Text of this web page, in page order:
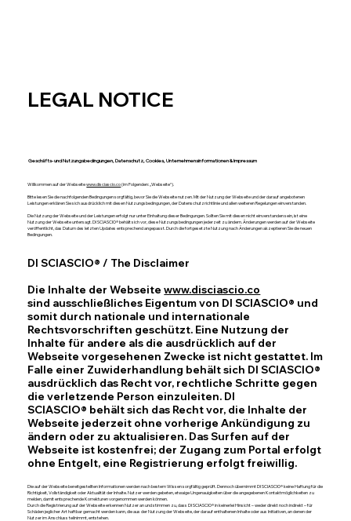
LEGAL NOTICE
Geschäfts- und Nutzungsbedingungen, Datenschutz, Cookies, Unternehmensinformationen & Impressum
Willkommen auf der Webseitewww.disciascio.co(im Folgenden: „Webseite“).
Bitte lesen Sie die nachfolgenden Bedingungen sorgfältig, bevor Sie die Webseite nutzen. Mit der Nutzung der Webseite und der darauf angebotenen
Leistungen erklären Sie sich ausdrücklich mit diesen Nutzungsbedingungen, der Datenschutzrichtlinie und allen weiteren Regelungen einverstanden.
Die Nutzung der Webseite und der Leistungen erfolgt nur unter Einhaltung dieser Bedingungen. Sollten Sie mit diesen nicht einverstanden sein, ist eine
Nutzung der Webseite untersagt. DI SCIASCIO® behält sich vor, diese Nutzungsbedingungen jederzeit zu ändern. Änderungen werden auf der Webseite
veröffentlicht, das Datum des letzten Updates entsprechend angepasst. Durch die fortgesetzte Nutzung nach Änderungen akzeptieren Sie die neuen
Bedingungen.
DI SCIASCIO® / The Disclaimer
Die Inhalte der Webseitewww.disciascio.co
sind ausschließliches Eigentum von DI SCIASCIO® und
somit durch nationale und internationale
Rechtsvorschriften geschützt. Eine Nutzung der
Inhalte für andere als die ausdrücklich auf der
Webseite vorgesehenen Zwecke ist nicht gestattet. Im
Falle einer Zuwiderhandlung behält sich DI SCIASCIO®
ausdrücklich das Recht vor, rechtliche Schritte gegen
die verletzende Person einzuleiten. DI
SCIASCIO® behält sich das Recht vor, die Inhalte der
Webseite jederzeit ohne vorherige Ankündigung zu
ändern oder zu aktualisieren. Das Surfen auf der
Webseite ist kostenfrei; der Zugang zum Portal erfolgt
ohne Entgelt, eine Registrierung erfolgt freiwillig.
Die auf der Webseite bereitgestellten Informationen werden nach bestem Wissen sorgfältig geprüft. Dennoch übernimmt DI SCIASCIO® keine Haftung für die
Richtigkeit, Vollständigkeit oder Aktualität der Inhalte. Nutzer werden gebeten, etwaige Ungenauigkeiten über die angegebenen Kontaktmöglichkeiten zu
melden, damit entsprechende Korrekturen vorgenommen werden können.
Durch die Registrierung auf der Webseite erkennen Nutzer an und stimmen zu, dass DI SCIASCIO® in keinerlei Hinsicht – weder direkt noch indirekt – für
Schäden jeglicher Art haftbar gemacht werden kann, die aus der Nutzung der Webseite, der darauf enthaltenen Inhalte oder aus Initiativen, an denen der
Nutzer im Anschluss teilnimmt, entstehen.